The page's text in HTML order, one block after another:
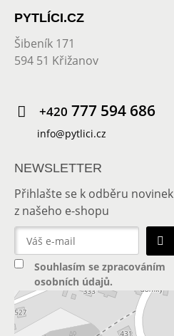
PYTLÍCI.CZ
Šibeník 171
594 51 Křižanov
+420 777 594 686
info@pytlici.cz
NEWSLETTER
Přihlašte se k odběru novinek
z našeho e-shopu
Souhlasím se zpracováním
osobních údajů.